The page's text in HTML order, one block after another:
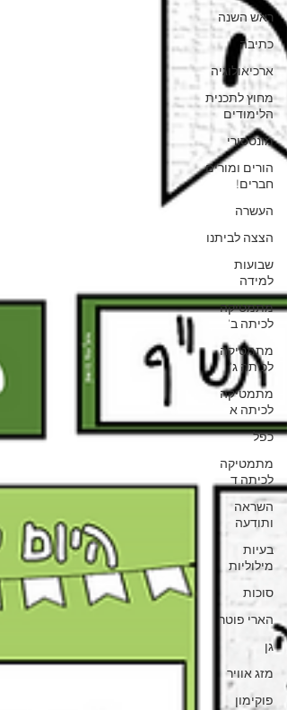
ראש השנה
כתיבה
ארכיאולוגיה
מחוץ לתכנית
הלימודים
מונטסורי
הורים ומורים
חברים!
העשרה
הצצה לביתנו
שבועות
למידה
מתמטיקה
לכיתה ב'
מתמטיקה
לכיתה ג'
מתמטיקה
לכיתה א
כפל
מתמטיקה
לכיתה ד
השראה
ותודעה
בעיות
מילוליות
סוכות
הארי פוטר
גן
מזג אוויר
פוקימון